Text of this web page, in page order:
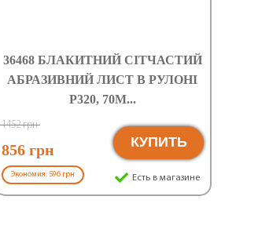
36468 БЛАКИТНИЙ СІТЧАСТИЙ
АБРАЗИВНИЙ ЛИСТ В РУЛОНІ
Р320, 70М...
1452 грн
856 грн
Экономия: 596 грн
КУПИТЬ
Есть в магазине